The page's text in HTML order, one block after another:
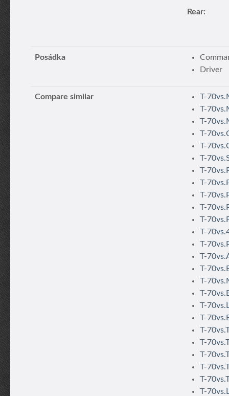
Rear:
Posádka
Driver
Compare similar
T-
T-
T-
T-
T-
T-
T-
T-
T-
T-
T-
T-
T-
T-
T-
T-
T-
T-
T-
T-
T-
T-
T-
T-
T-